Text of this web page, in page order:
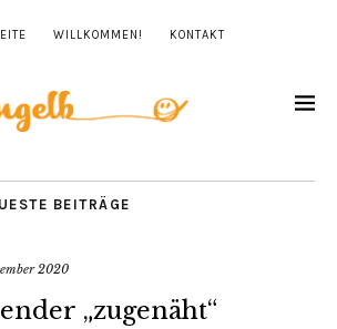
WILLKOMMEN! KONTAKT
BEITRÄGE
2020
„zugenäht“